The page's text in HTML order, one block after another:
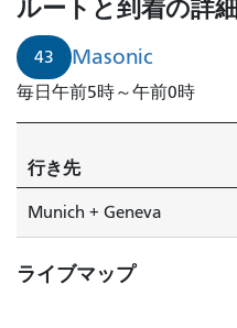
ルートと到着の詳細
43 Masonic
毎日午前5時～午前0時
行き先
Munich + Geneva
ライブマップ